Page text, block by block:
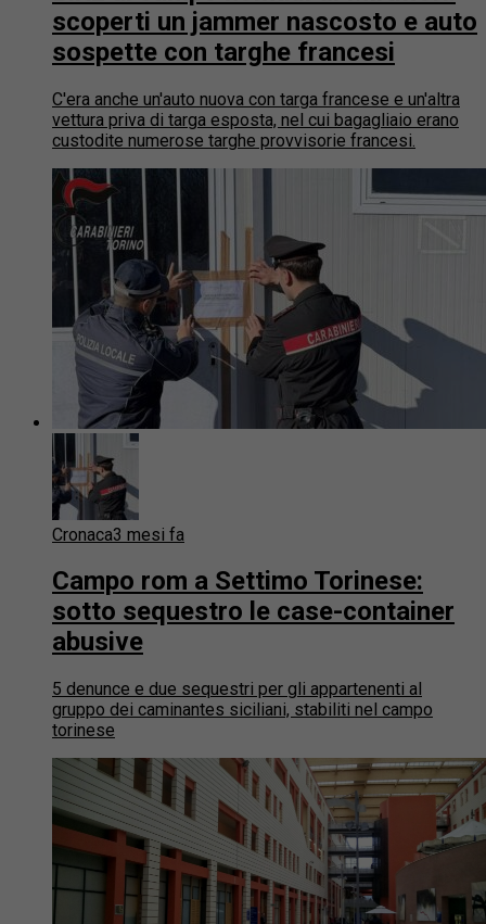
scoperti un jammer nascosto e auto
sospette con targhe francesi
C'era anche un'auto nuova con targa francese e un'altra
vettura priva di targa esposta, nel cui bagagliaio erano
custodite numerose targhe provvisorie francesi.
Cronaca3 mesi fa
Campo rom a Settimo Torinese:
sotto sequestro le case-container
abusive
5 denunce e due sequestri per gli appartenenti al
gruppo dei caminantes siciliani, stabiliti nel campo
torinese